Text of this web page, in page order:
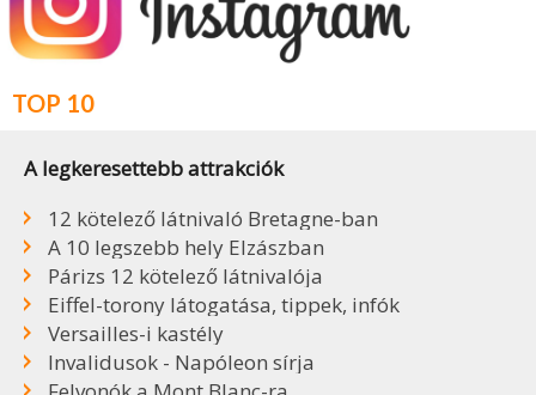
TOP 10
A legkeresettebb attrakciók
12 kötelező látnivaló Bretagne-ban
A 10 legszebb hely Elzászban
Párizs 12 kötelező látnivalója
Eiffel-torony látogatása, tippek, infók
Versailles-i kastély
Invalidusok - Napóleon sírja